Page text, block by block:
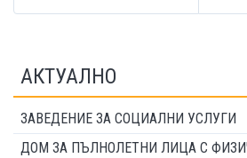
АКТУАЛНО
ЗАВЕДЕНИЕ ЗА СОЦИАЛНИ УСЛУГИ
ДОМ ЗА ПЪЛНОЛЕТНИ ЛИЦА С